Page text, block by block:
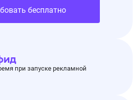
бесплатно
при запуске рекламной